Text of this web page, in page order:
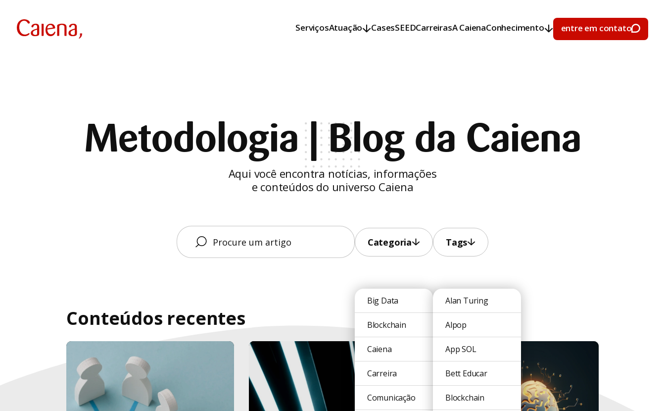
ServiçosAtuação
CasesSEEDCarreirasA CaienaConhecimento
entre em contato
entre em contato
Metodologia | Blog da Caiena
Aqui você encontra notícias, informações
e conteúdos do universo Caiena
Categoria
Big Data
Blockchain
Caiena
Carreira
Comunicação
Tags
Alan Turing
Alpop
App SOL
Bett Educar
Blockchain
Conteúdos recentes